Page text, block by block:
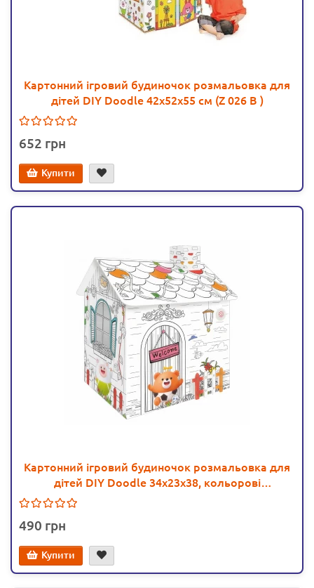
Картонний ігровий будиночок розмальовка для
дітей DIY Doodle 42х52х55 см (Z 026 B )
652
Купити
Картонний ігровий будиночок розмальовка для
дітей DIY Doodle 34х23х38, кольорові
490
Купити